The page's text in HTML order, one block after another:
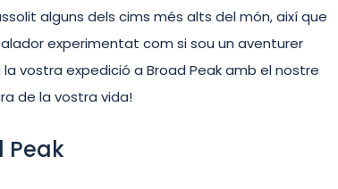
alguns dels cims més alts del món, així que
experimentat com si sou un aventurer
vostra expedició a Broad Peak amb el nostre
de la vostra vida!
Peak